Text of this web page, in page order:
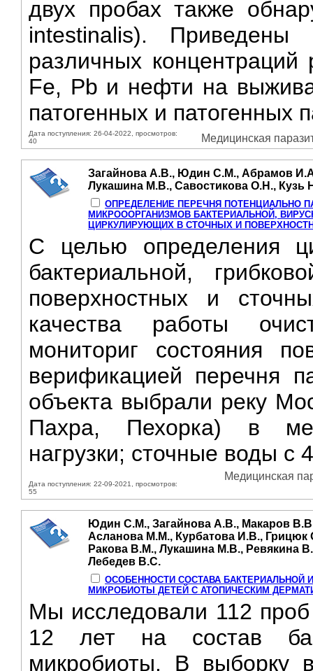
двух пробах также
intestinalis). Приведены
различных
Fe, Pb и нефти на
патогенных и патогенных
Дата поступления: 26-04-2022, просмотров:
40
Медицинская
Загайнова А.В., Юдин С.М., Абрамов
Лукашина М.В., Савостикова О.Н., Кузь
ОПРЕДЕЛЕНИЕ ПЕРЕЧНЯ ПОТЕНЦИАЛЬНО
МИКРОООРГАНИЗМОВ БАКТЕРИАЛЬНОЙ,
ЦИРКУЛИРУЮЩИХ В СТОЧНЫХ И
С целью определения
бактериальной,
поверхностных и
качества работы
мониториг состояния
верификацией перечня
объекта выбрали реку
Пахра, Пехорка) в
нагрузки; сточные воды с
Дата поступления: 22-09-2021, просмотров:
55
Медицинская
Юдин С.М., Загайнова А.В., Макаров
Асланова М.М., Курбатова И.В.,
Ракова В.М., Лукашина М.В., Ревякина
Лебедев В.С.
ОСОБЕННОСТИ СОСТАВА БАКТЕРИАЛЬНОЙ
МИКРОБИОТЫ ДЕТЕЙ С АТОПИЧЕСКИМ
Мы исследовали 112
12 лет на состав
микробиоты. В выборку